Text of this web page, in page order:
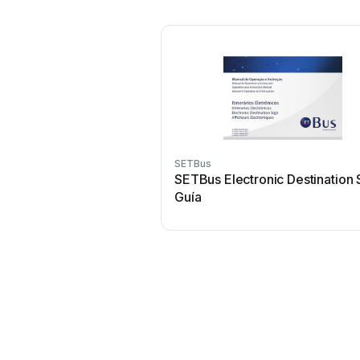
SETBus
SETBus Electronic Destination
Guía